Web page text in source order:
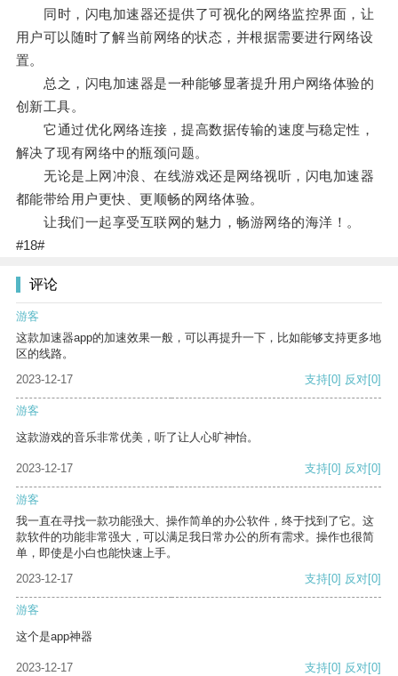
同时，闪电加速器还提供了可视化的网络监控界面，让
用户可以随时了解当前网络的状态，并根据需要进行网络设
置。
总之，闪电加速器是一种能够显著提升用户网络体验的
创新工具。
它通过优化网络连接，提高数据传输的速度与稳定性，
解决了现有网络中的瓶颈问题。
无论是上网冲浪、在线游戏还是网络视听，闪电加速器
都能带给用户更快、更顺畅的网络体验。
让我们一起享受互联网的魅力，畅游网络的海洋！。
#18#
评论
游客
这款加速器app的加速效果一般，可以再提升一下，比如能够支持更多地
区的线路。
2023-12-17
支持[0] 反对[0]
游客
这款游戏的音乐非常优美，听了让人心旷神怡。
2023-12-17 支持[0] 反对[0]
游客
我一直在寻找一款功能强大、操作简单的办公软件，终于找到了它。这
款软件的功能非常强大，可以满足我日常办公的所有需求。操作也很简
单，即使是小白也能快速上手。
2023-12-17
支持[0] 反对[0]
游客
这个是app神器
2023-12-17 支持[0] 反对[0]